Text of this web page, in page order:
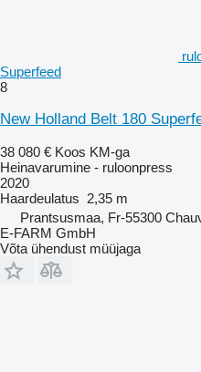
Superfeed
8
New Holland Belt 180
38 080 € Koos KM-ga
Heinavarumine - ruloonpress
2020
Haardeulatus 2,35 m
Prantsusmaa, Fr-55300
E-FARM GmbH
Võta ühendust müüjaga